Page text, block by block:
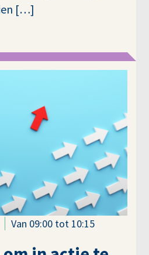
[…]
Van 09:00 tot 10:15